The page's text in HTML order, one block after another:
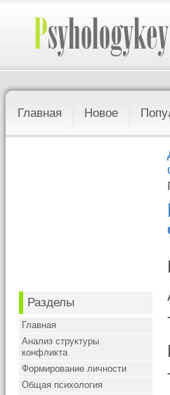
Главная Новое
Разделы
Главная
Анализ структуры
конфликта
Формирование личности
Общая психология